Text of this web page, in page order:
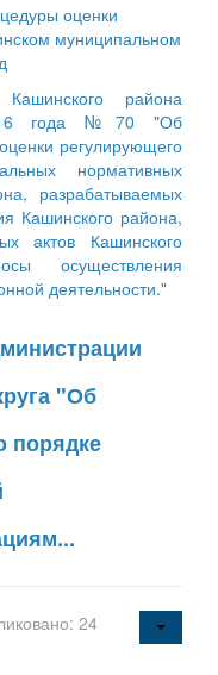
оценки
муниципальном
района
года №70 "Об
регулирующего
нормативных
разрабатываемых
Кашинского района,
актов Кашинского
осуществления
деятельности."
"Об
порядке
24